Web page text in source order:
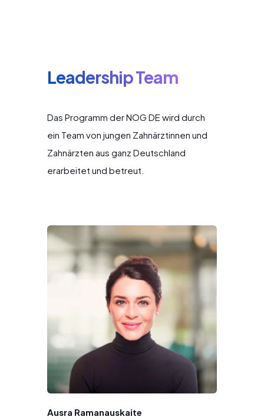
Leadership Team
Das Programm der NOG DE wird durch
ein Team von jungen Zahnärztinnen und
Zahnärzten aus ganz Deutschland
erarbeitet und betreut.
Ausra Ramanauskaite